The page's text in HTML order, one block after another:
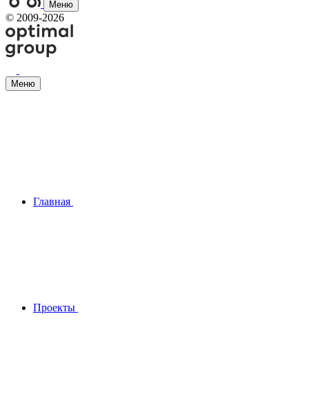
Меню
© 2009-2026
Меню
Главная
Проекты